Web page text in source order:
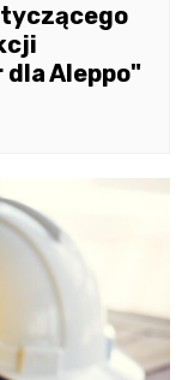
Aleppo"